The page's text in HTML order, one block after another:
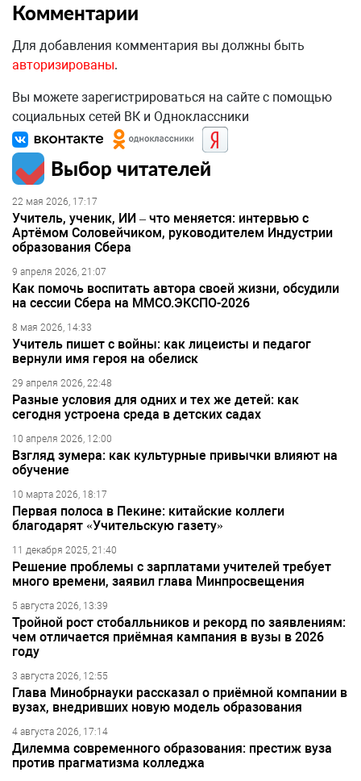
Комментарии
Для добавления комментария вы должны быть
авторизированы.
Вы можете зарегистрироваться на сайте с помощью
социальных сетей ВК и Одноклассники
Выбор читателей
22 мая 2026, 17:17
Учитель, ученик, ИИ – что меняется: интервью с
Артёмом Соловейчиком, руководителем Индустрии
образования Сбера
9 апреля 2026, 21:07
Как помочь воспитать автора своей жизни, обсудили
на сессии Сбера на ММСО.ЭКСПО-2026
8 мая 2026, 14:33
Учитель пишет с войны: как лицеисты и педагог
вернули имя героя на обелиск
29 апреля 2026, 22:48
Разные условия для одних и тех же детей: как
сегодня устроена среда в детских садах
10 апреля 2026, 12:00
Взгляд зумера: как культурные привычки влияют на
обучение
10 марта 2026, 18:17
Первая полоса в Пекине: китайские коллеги
благодарят «Учительскую газету»
11 декабря 2025, 21:40
Решение проблемы с зарплатами учителей требует
много времени, заявил глава Минпросвещения
5 августа 2026, 13:39
Тройной рост стобалльников и рекорд по заявлениям:
чем отличается приёмная кампания в вузы в 2026
году
3 августа 2026, 12:55
Глава Минобрнауки рассказал о приёмной компании в
вузах, внедривших новую модель образования
4 августа 2026, 17:14
Дилемма современного образования: престиж вуза
против прагматизма колледжа